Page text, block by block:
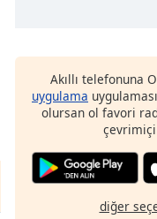
Akıllı telefonuna
uygulama
olursan ol favori
diğer